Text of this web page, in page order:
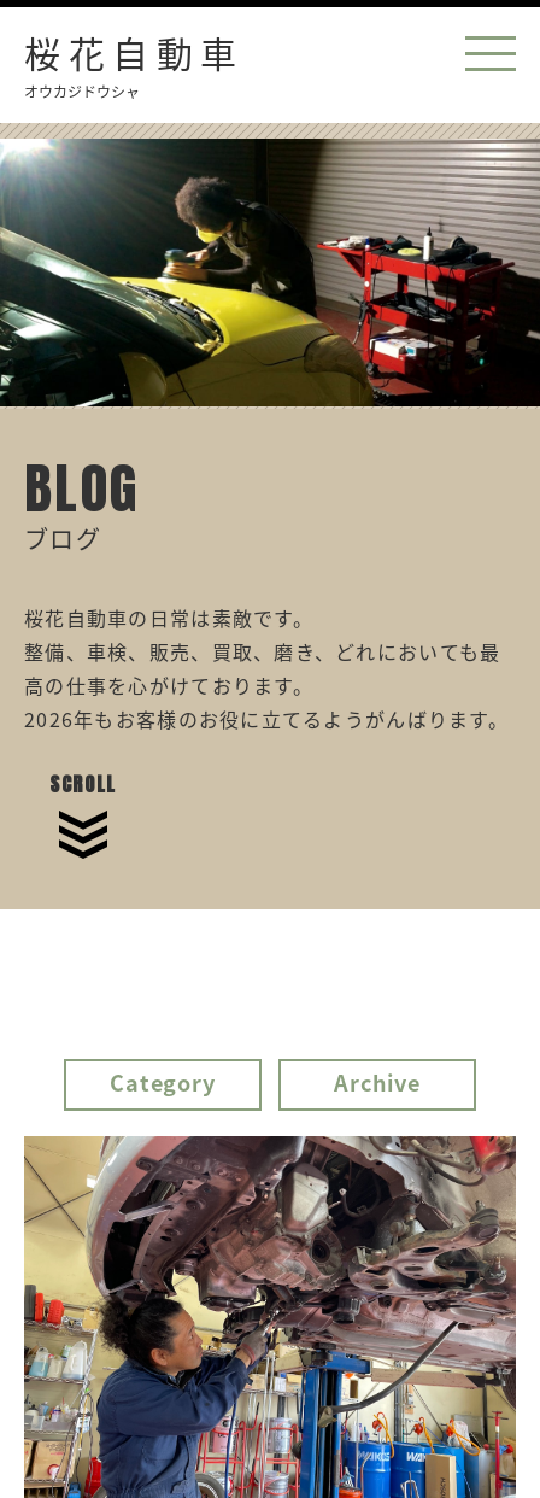
桜花自動車
オウカジドウシャ
BLOG
ブログ
桜花自動車の日常は素敵です。
整備、車検、販売、買取、磨き、どれにおいても最
高の仕事を心がけております。
2026年もお客様のお役に立てるようがんばります。
SCROLL
Category Archive